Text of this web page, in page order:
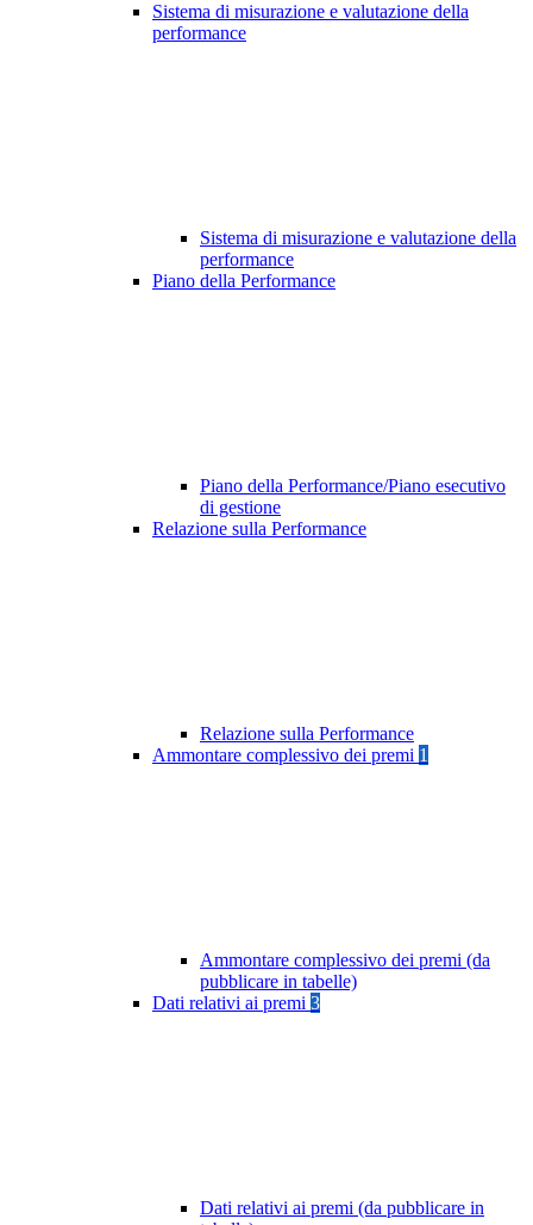
Sistema di misurazione e valutazione della
performance
Sistema di misurazione e valutazione della
performance
Piano della Performance
Piano della Performance/Piano esecutivo
di gestione
Relazione sulla Performance
Relazione sulla Performance
Ammontare complessivo dei premi 1
Ammontare complessivo dei premi (da
pubblicare in tabelle)
Dati relativi ai premi 3
Dati relativi ai premi (da pubblicare in